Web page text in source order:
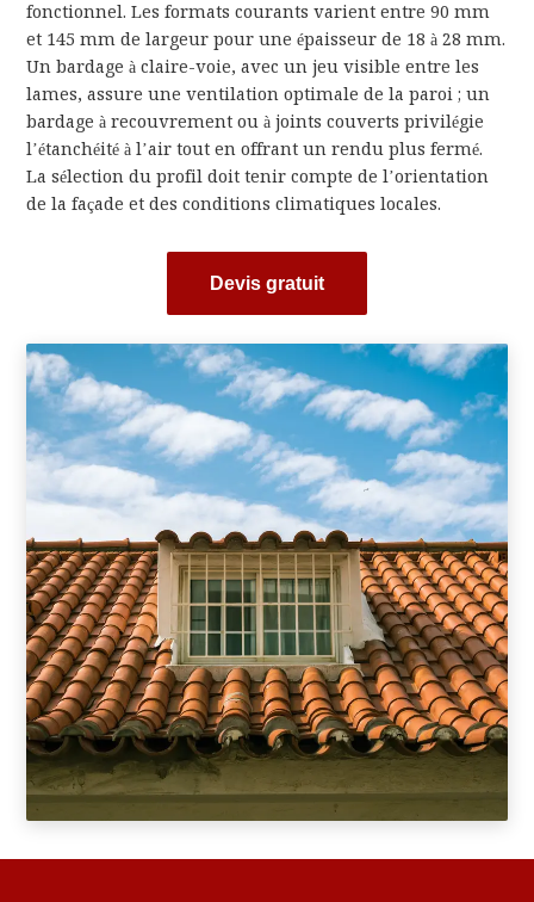
fonctionnel. Les formats courants varient entre 90 mm
et 145 mm de largeur pour une épaisseur de 18 à 28 mm.
Un bardage à claire-voie, avec un jeu visible entre les
lames, assure une ventilation optimale de la paroi ; un
bardage à recouvrement ou à joints couverts privilégie
l’étanchéité à l’air tout en offrant un rendu plus fermé.
La sélection du profil doit tenir compte de l’orientation
de la façade et des conditions climatiques locales.
Devis gratuit